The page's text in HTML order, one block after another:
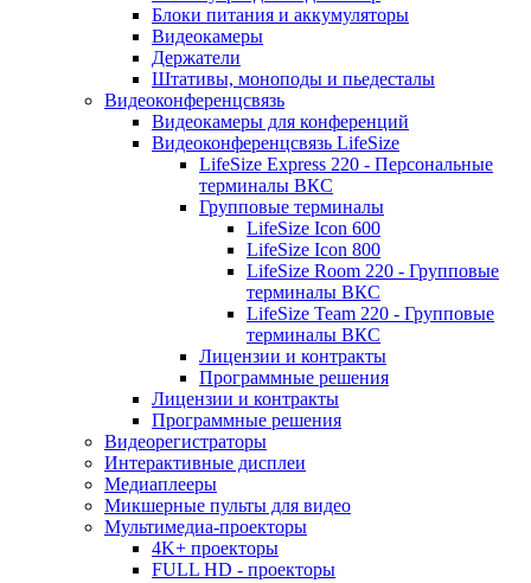
Блоки питания и аккумуляторы
Видеокамеры
Держатели
Штативы, моноподы и пьедесталы
Видеоконференцсвязь
Видеокамеры для конференций
Видеоконференцсвязь LifeSize
LifeSize Express 220 - Персональные
терминалы ВКС
Групповые терминалы
LifeSize Icon 600
LifeSize Icon 800
LifeSize Room 220 - Групповые
терминалы ВКС
LifeSize Team 220 - Групповые
терминалы ВКС
Лицензии и контракты
Программные решения
Лицензии и контракты
Программные решения
Видеорегистраторы
Интерактивные дисплеи
Медиаплееры
Микшерные пульты для видео
Мультимедиа-проекторы
4K+ проекторы
FULL HD - проекторы